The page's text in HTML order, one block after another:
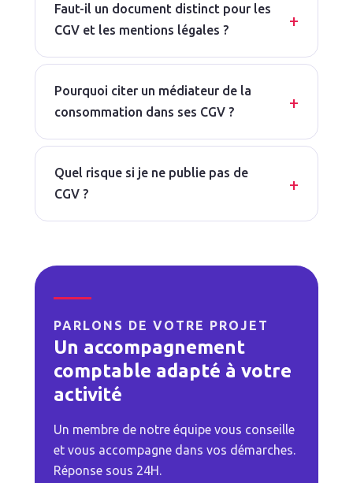
Faut-il un document distinct pour les
CGV et les mentions légales ?
Pourquoi citer un médiateur de la
consommation dans ses CGV ?
Quel risque si je ne publie pas de
CGV ?
PARLONS DE VOTRE PROJET
Un accompagnement
comptable adapté à votre
activité
Un membre de notre équipe vous conseille
et vous accompagne dans vos démarches.
Réponse sous 24H.